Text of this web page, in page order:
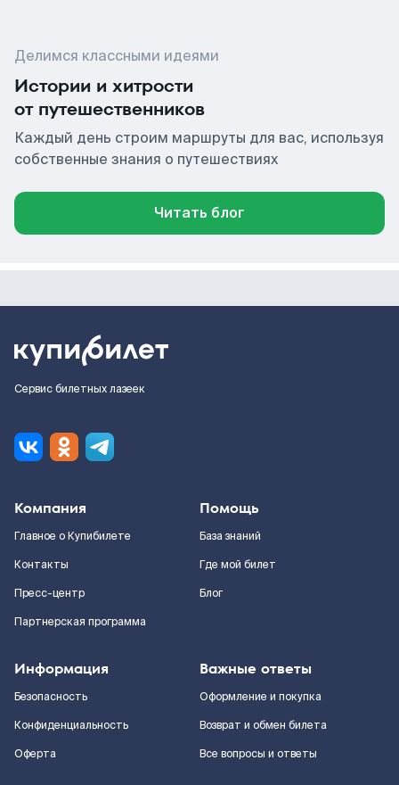
Делимся классными идеями
Истории и хитрости
от путешественников
Каждый день строим маршруты для вас, используя
собственные знания о путешествиях
Читать блог
Сервис билетных лазеек
Компания
Главное о Купибилете
Контакты
Пресс-центр
Партнерская программа
Помощь
База знаний
Где мой билет
Блог
Информация
Безопасность
Конфиденциальность
Оферта
Важные ответы
Оформление и покупка
Возврат и обмен билета
Все вопросы и ответы